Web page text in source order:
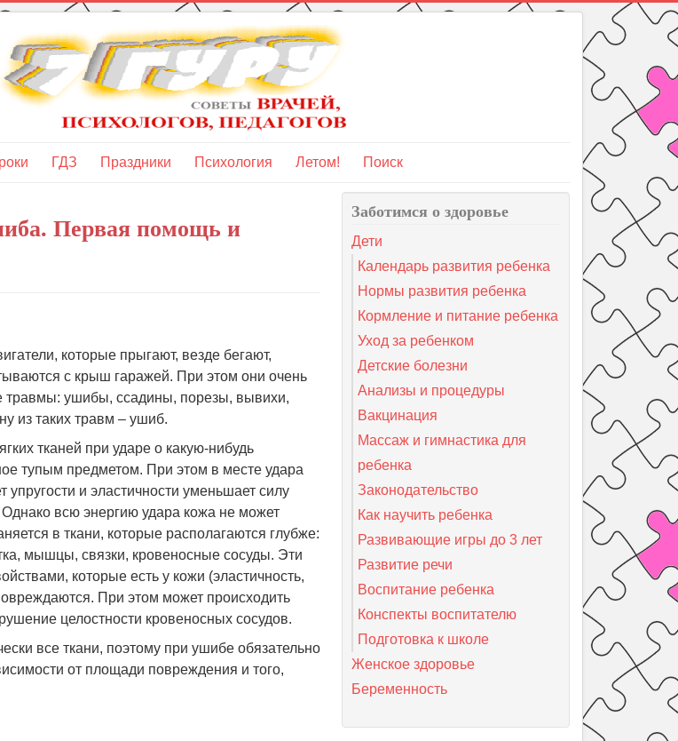
ГДЗ Праздники Психология Летом! Поиск
Первая помощь и
которые прыгают, везде бегают,
с крыш гаражей. При этом они очень
травмы: ушибы, ссадины, порезы, вывихи,
из таких травм – ушиб.
тканей при ударе о какую-нибудь
тупым предметом. При этом в месте удара
упругости и эластичности уменьшает силу
всю энергию удара кожа не может
в ткани, которые располагаются глубже:
мышцы, связки, кровеносные сосуды. Эти
которые есть у кожи (эластичность,
При этом может происходить
целостности кровеносных сосудов.
все ткани, поэтому при ушибе обязательно
от площади повреждения и того,
Заботимся о здоровье
Дети
Календарь развития ребенка
Нормы развития ребенка
Кормление и питание ребенка
Уход за ребенком
Детские болезни
Анализы и процедуры
Вакцинация
Массаж и гимнастика для
ребенка
Законодательство
Как научить ребенка
Развивающие игры до 3 лет
Развитие речи
Воспитание ребенка
Конспекты воспитателю
Подготовка к школе
Женское здоровье
Беременность